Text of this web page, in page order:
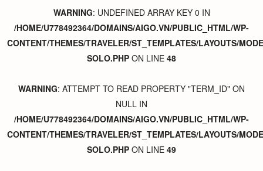
WARNING: UNDEFINED ARRAY KEY 0 IN
/HOME/U778492364/DOMAINS/AIGO.VN/PUBLIC_HTML/WP-
CONTENT/THEMES/TRAVELER/ST_TEMPLATES/LAYOUTS/
SOLO.PHP ON LINE 48
WARNING: ATTEMPT TO READ PROPERTY "TERM_ID" ON
NULL IN
/HOME/U778492364/DOMAINS/AIGO.VN/PUBLIC_HTML/WP-
CONTENT/THEMES/TRAVELER/ST_TEMPLATES/LAYOUTS/
SOLO.PHP ON LINE 49